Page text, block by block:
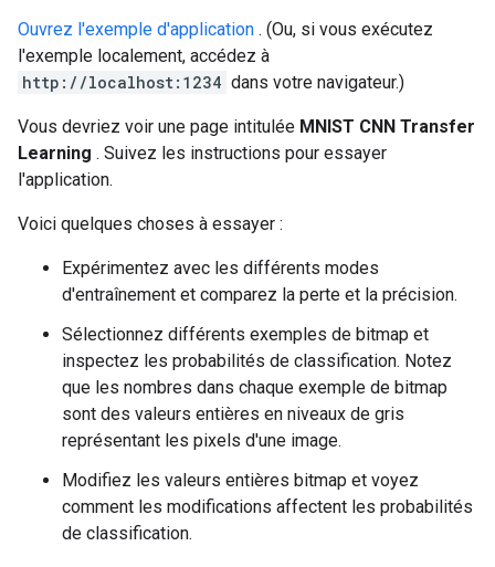
Ouvrez l'exemple d'application . (Ou, si vous exécutez
l'exemple localement, accédez à
http://localhost:1234 dans votre navigateur.)
Vous devriez voir une page intitulée MNIST CNN Transfer
Learning . Suivez les instructions pour essayer
l'application.
Voici quelques choses à essayer :
Expérimentez avec les différents modes
d'entraînement et comparez la perte et la précision.
Sélectionnez différents exemples de bitmap et
inspectez les probabilités de classification. Notez
que les nombres dans chaque exemple de bitmap
sont des valeurs entières en niveaux de gris
représentant les pixels d'une image.
Modifiez les valeurs entières bitmap et voyez
comment les modifications affectent les probabilités
de classification.